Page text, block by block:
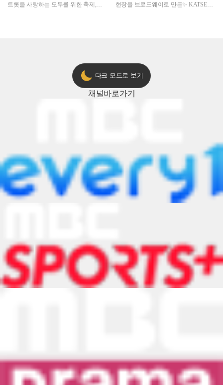
트롯을 사랑하는 모두를 위한 축제,
현장을 브로드웨이로 만든✨ KATSEYE
다크 모드로 보기
채널바로가기